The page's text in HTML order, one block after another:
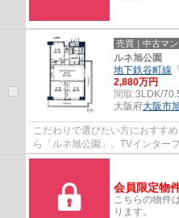
売買｜中古マ
ルネ旭公園
地下鉄谷町線 「
2,880万円
間取:3LDK/
大阪府大阪市
こだわりで選びたい方におすす
ら「ルネ旭公園」。TVインター
住戸は夏を快適に涼しく過ごす
会員限定物
こちらの物件
ります。